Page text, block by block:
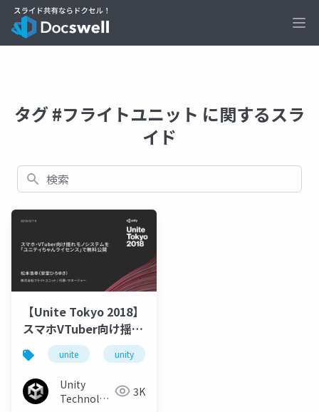
タグ #フライトユニット に関するスラ
イド
検索
【Unite Tokyo 2018】
スマホVTuber向け揺れ
モノシステムを「ユニ
ティちゃんライセン
ス」で無料公開！
unite unity
Unity
Technologies 3K